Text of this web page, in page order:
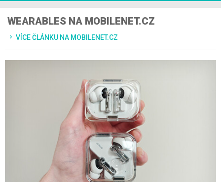
WEARABLES NA MOBILENET.CZ
VÍCE ČLÁNKU NA MOBILENET.CZ